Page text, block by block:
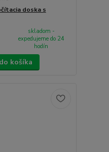
doska s
skladom -
expedujeme do 24
hodín
košíka